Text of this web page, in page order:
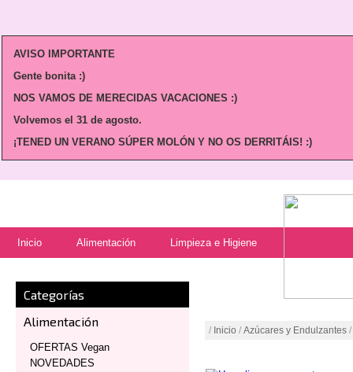
AVISO IMPORTANTE
Gente bonita :)
NOS VAMOS DE MERECIDAS VACACIONES :)
Volvemos el 31 de agosto.
¡TENED UN VERANO SÚPER MOLÓN Y NO OS DERRITÁIS! :)
Inicio Alimentación Limpieza e Higiene
Categorías
Alimentación
OFERTAS Vegan
NOVEDADES
/ Inicio / Azúcares y Endulzantes